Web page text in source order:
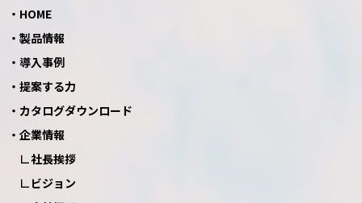
HOME
製品情報
導入事例
提案する力
カタログダウンロード
企業情報
社長挨拶
ビジョン